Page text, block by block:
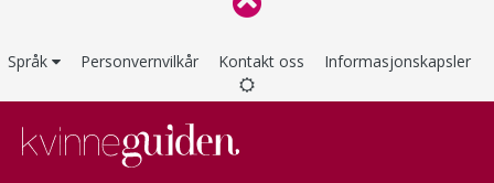
Språk Personvernvilkår Kontakt oss Informasjonskapsler